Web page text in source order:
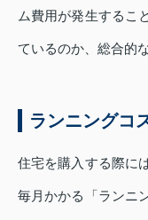
ム費用が発生するこ
ているのか、総合的
ランニングコ
住宅を購入する際に
毎月かかる「ランニ